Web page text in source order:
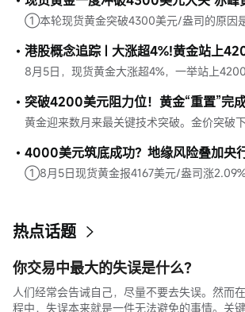
8月5日，现货黄金大涨超4%，一举站上4200
热点话题
你交易中最大的失误是什么？
人们经常会告诫自己，尽量不要去失误。然而
程中，失误本来就是一件无法避免的事情。关